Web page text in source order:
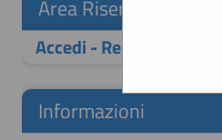
Area Riservata
Accedi - Registrati
Informazioni